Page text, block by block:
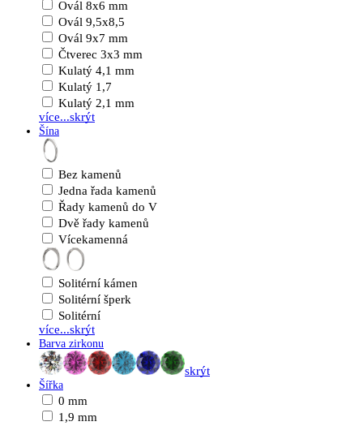
Ovál 8x6 mm
Ovál 9,5x8,5
Ovál 9x7 mm
Čtverec 3x3 mm
Kulatý 4,1 mm
Kulatý 1,7
Kulatý 2,1 mm
více...skrýt
Šína
Bez kamenů
Jedna řada kamenů
Řady kamenů do V
Dvě řady kamenů
Vícekamenná
Solitérní kámen
Solitérní šperk
Solitérní
více...skrýt
Barva zirkonu
skrýt
Šířka
0 mm
1,9 mm